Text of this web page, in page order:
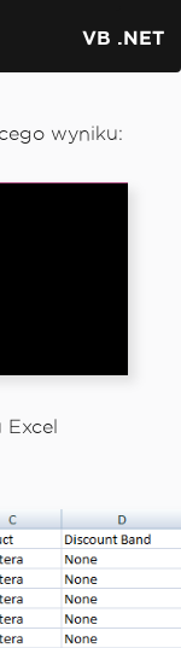
VB .NET
wyniku:
Excel